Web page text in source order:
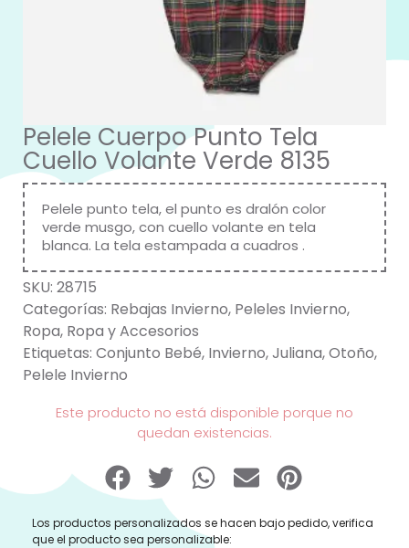
Pelele Cuerpo Punto Tela
Cuello Volante Verde 8135
Pelele punto tela, el punto es dralón color
verde musgo, con cuello volante en tela
blanca. La tela estampada a cuadros .
SKU: 28715
Categorías: Rebajas Invierno, Peleles Invierno,
Ropa, Ropa y Accesorios
Etiquetas: Conjunto Bebé, Invierno,Juliana,Otoño,
Pelele Invierno
Este producto no está disponible porque no
quedan existencias.
Los productos personalizados se hacen bajo pedido, verifica
que el producto sea personalizable: